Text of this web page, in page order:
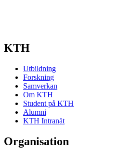
KTH
Utbildning
Forskning
Samverkan
Om KTH
Student på KTH
Alumni
KTH Intranät
Organisation